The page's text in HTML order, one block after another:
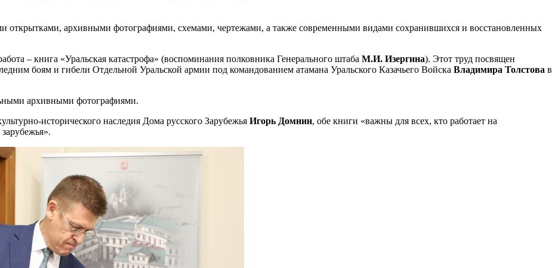
открытками, архивными фотографиями, схемами, чертежами, а также современными видами сохранившихся и восстановленных
– книга «Уральская катастрофа» (воспоминания полковника Генерального штаба М.И. Изергина). Этот труд посвящен
боям и гибели Отдельной Уральской армии под командованием атамана Уральского Казачьего Войска Владимира Толстова в
архивными фотографиями.
исторического наследия Дома русского Зарубежья Игорь Домнин, обе книги «важны для всех, кто работает на